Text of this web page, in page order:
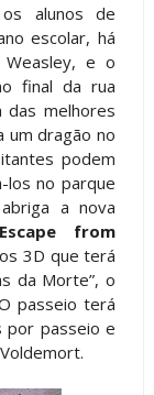
alunos de
escolar, há
Weasley, e o
final da rua
das melhores
um dragão no
podem
los no parque
a nova
from
3D que terá
da Morte”, o
passeio terá
por passeio e